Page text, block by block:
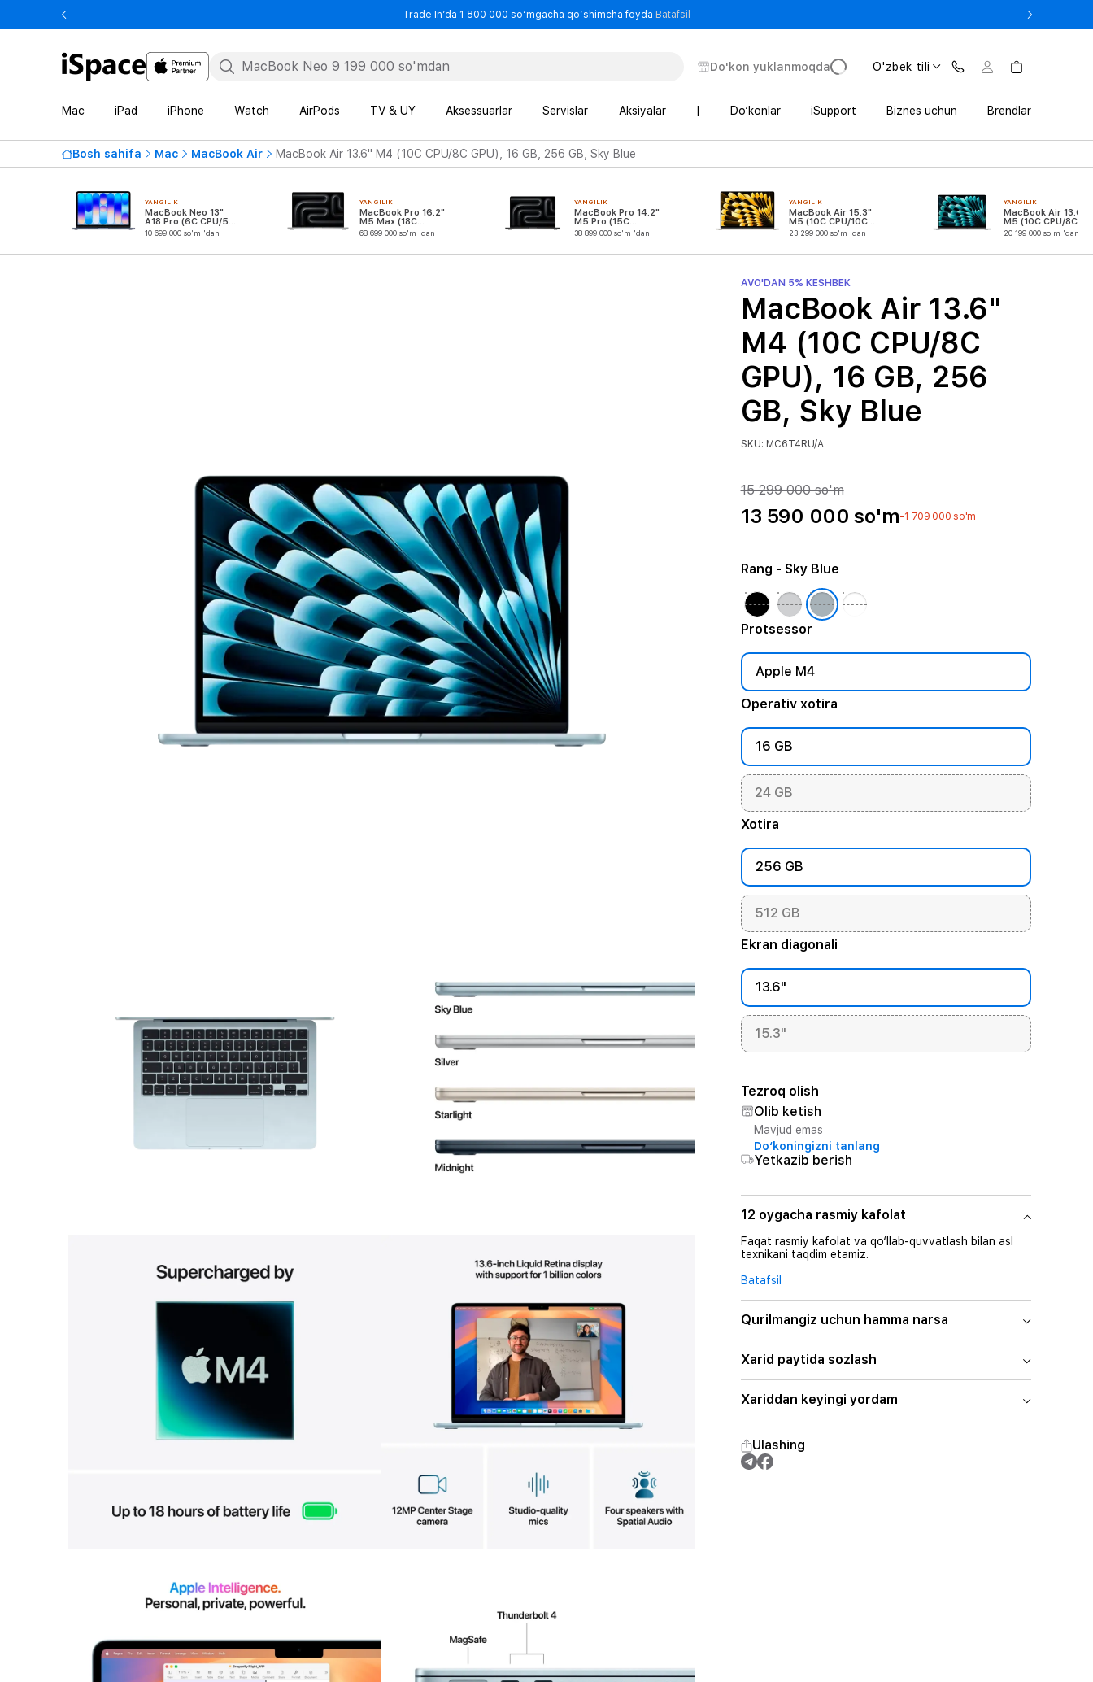
Trade In’da 1 800 000 so‘mgacha qo‘shimcha foyda Batafsil
Do'kon yuklanmoqda O'zbek tili
Mac iPad iPhone Watch AirPods TV & UY Aksessuarlar Servislar Aksiyalar Do‘konlar iSupport Biznes uchun Brendlar
Bosh sahifa Mac MacBook Air MacBook Air 13.6" M4 (10C CPU/8C GPU), 16 GB, 256 GB, Sky Blue
YANGILIK
MacBook Neo 13"
A18 Pro (6C CPU/5C
GPU)
10 699 000 so'm 'dan
YANGILIK
MacBook Pro 16.2"
M5 Max (18C
CPU/32C GPU)
68 699 000 so'm 'dan
YANGILIK
MacBook Pro 14.2"
M5 Pro (15C
CPU/16C GPU)
38 899 000 so'm 'dan
YANGILIK
MacBook Air 15.3"
M5 (10C CPU/10C
GPU)
23 299 000 so'm 'dan
YANGILIK
MacBook Air 13.6"
M5 (10C CPU/8C
GPU)
20 199 000 so'm 'dan
AVO'DAN 5% KESHBEK
MacBook Air 13.6"
M4 (10C CPU/8C
GPU), 16 GB, 256
GB, Sky Blue
SKU: MC6T4RU/A
15 299 000 so'm
13 590 000 so'm-1 709 000 so'm
Protsessor
Apple M4
Operativ xotira
16 GB
24 GB
Xotira
256 GB
512 GB
Ekran diagonali
13.6"
15.3"
Rang - Sky Blue
Tezroq olish
Olib ketish
Mavjud emas
Do‘koningizni tanlang
Yetkazib berish
12 oygacha rasmiy kafolat
Faqat rasmiy kafolat va qo‘llab-quvvatlash bilan asl
texnikani taqdim etamiz.
Batafsil
Qurilmangiz uchun hamma narsa
Xarid paytida sozlash
Xariddan keyingi yordam
Ulashing